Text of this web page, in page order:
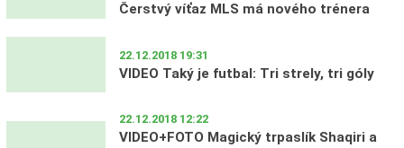
Čerstvý víťaz MLS má nového trénera
22.12.2018 19:31
VIDEO Taký je futbal: Tri strely, tri góly
22.12.2018 12:22
VIDEO+FOTO Magický trpaslík Shaqiri a